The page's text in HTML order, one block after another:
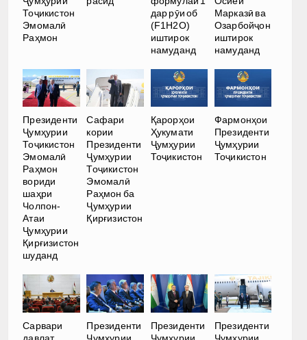
Тоҷикистон
Эмомалӣ
Раҳмон
дар рӯи об
(F1H2O)
иштирок
намуданд
Марказӣ ва
Озарбойҷон
иштирок
намуданд
Президенти
Ҷумҳурии
Тоҷикистон
Эмомалӣ
Раҳмон
вориди
шаҳри
Чолпон-
Атаи
Ҷумҳурии
Қирғизистон
шуданд
Сафари
кории
Президенти
Ҷумҳурии
Тоҷикистон
Эмомалӣ
Раҳмон ба
Ҷумҳурии
Қирғизистон
Қарорҳои
Ҳукумати
Ҷумҳурии
Тоҷикистон
Фармонҳои
Президенти
Ҷумҳурии
Тоҷикистон
Сарвари
давлат
Президенти
Ҷумҳурии
Президенти
Ҷумҳурии
Президенти
Ҷумҳурии